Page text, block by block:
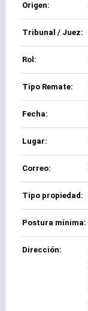
Origen:
Tribunal / Juez:
Rol:
Tipo Remate:
Fecha:
Lugar:
Correo:
Tipo propiedad:
Postura mínima:
Dirección: